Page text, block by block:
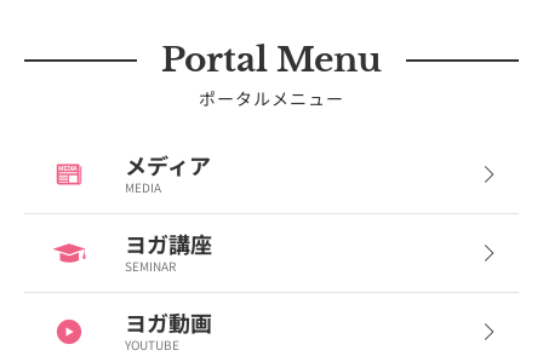
Portal Menu
ポータルメニュー
メディア
MEDIA
ヨガ講座
SEMINAR
ヨガ動画
YOUTUBE